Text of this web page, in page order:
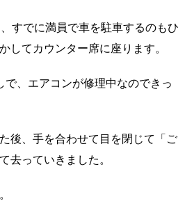
すでに満員で車を駐車するのもひ
してカウンター席に座ります。
で、エアコンが修理中なのできっ
後、手を合わせて目を閉じて「ご
去っていきました。